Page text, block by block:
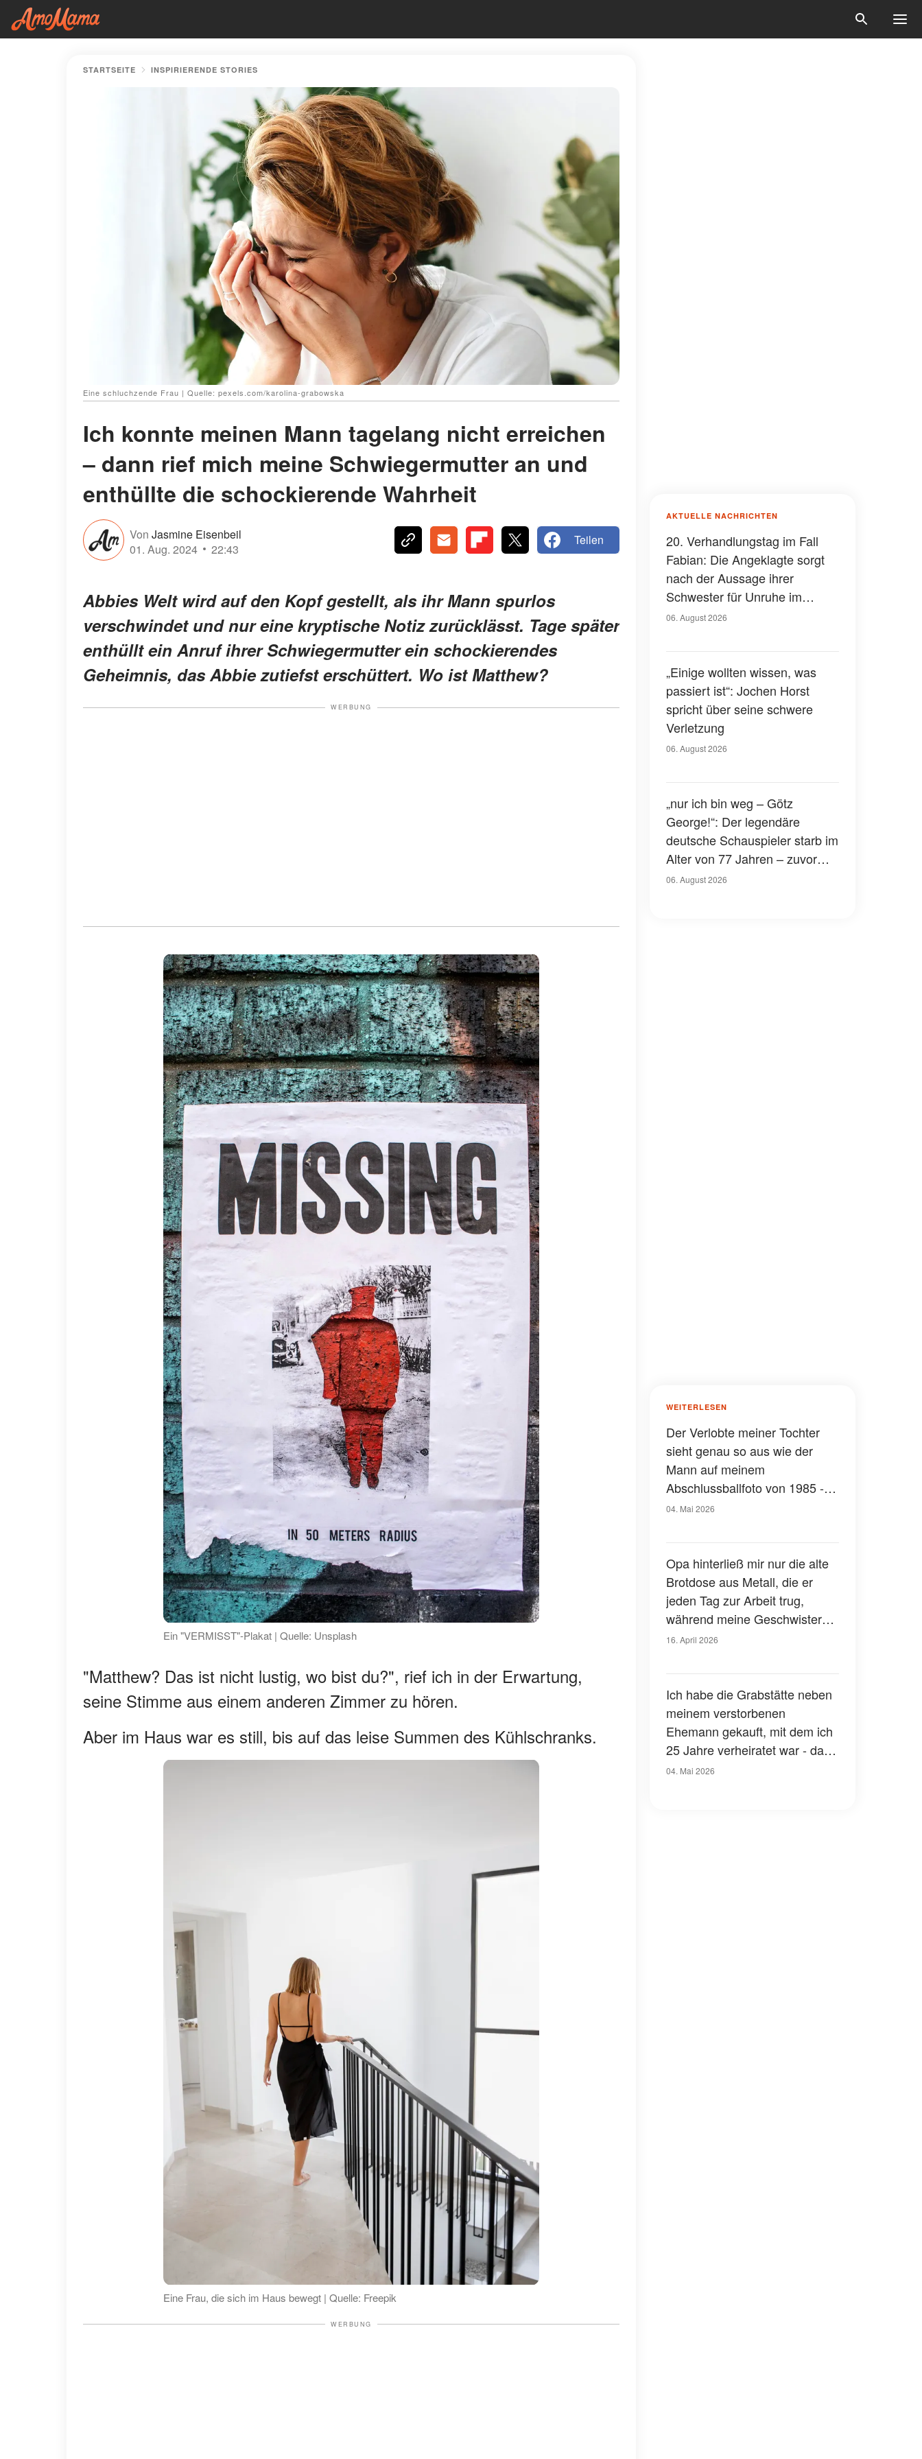
STARTSEITE INSPIRIERENDE STORIES
Eine schluchzende Frau | Quelle: pexels.com/karolina-grabowska
Ich konnte meinen Mann tagelang nicht erreichen
– dann rief mich meine Schwiegermutter an und
enthüllte die schockierende Wahrheit
Von Jasmine Eisenbeil
01. Aug. 2024
22:43
Teilen
Abbies Welt wird auf den Kopf gestellt, als ihr Mann spurlos
verschwindet und nur eine kryptische Notiz zurücklässt. Tage später
enthüllt ein Anruf ihrer Schwiegermutter ein schockierendes
Geheimnis, das Abbie zutiefst erschüttert. Wo ist Matthew?
WERBUNG
Ein "VERMISST"-Plakat | Quelle: Unsplash
"Matthew? Das ist nicht lustig, wo bist du?", rief ich in der Erwartung,
seine Stimme aus einem anderen Zimmer zu hören.
Aber im Haus war es still, bis auf das leise Summen des Kühlschranks.
Eine Frau, die sich im Haus bewegt | Quelle: Freepik
WERBUNG
AKTUELLE NACHRICHTEN
20. Verhandlungstag im Fall
Fabian: Die Angeklagte sorgt
nach der Aussage ihrer
Schwester für Unruhe im
Gerichtssaal – was ist
06. August 2026
„Einige wollten wissen, was
passiert ist“: Jochen Horst
spricht über seine schwere
Verletzung
06. August 2026
„nur ich bin weg – Götz
George!“: Der legendäre
deutsche Schauspieler starb im
Alter von 77 Jahren – zuvor
hatte er über seinen eigenen
06. August 2026
WEITERLESEN
Der Verlobte meiner Tochter
sieht genau so aus wie der
Mann auf meinem
Abschlussballfoto von 1985 -
als er seine Jacke auszog, fing
04. Mai 2026
Opa hinterließ mir nur die alte
Brotdose aus Metall, die er
jeden Tag zur Arbeit trug,
während meine Geschwister
ein Haus, Geld und ein Auto
Hände zu zittern
16. April 2026
Ich habe die Grabstätte neben
meinem verstorbenen
Ehemann gekauft, mit dem ich
25 Jahre verheiratet war - das
Gesicht auf dem neuen
04. Mai 2026